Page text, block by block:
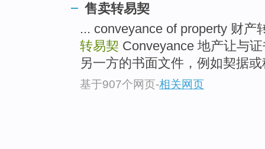
售卖转易契
... conveyance of property 财产
转易契 Conveyance 地产让与
另一方的书面文件，例如契据
基于907个网页-相关网页